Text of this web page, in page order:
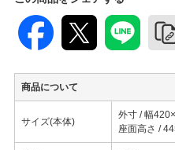
商品について
サイズ(本体)
外寸 / 幅
座面高さ /